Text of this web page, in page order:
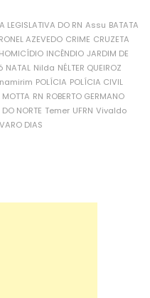
LEGISLATIVA DO RN Assu BATATA
AZEVEDO CRIME CRUZETA
HOMICÍDIO INCÊNDIO JARDIM DE
NATAL Nilda NÉLTER QUEIROZ
POLÍCIA POLÍCIA CIVIL
MOTTA RN ROBERTO GERMANO
NORTE Temer UFRN Vivaldo
DIAS